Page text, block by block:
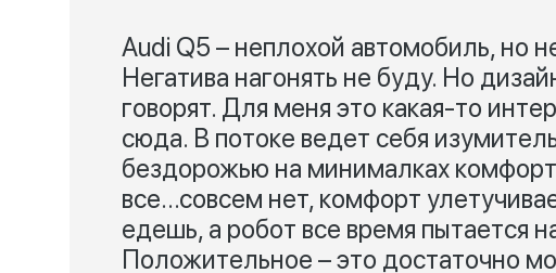
Audi Q5 – неплохой автомобиль, но
Негатива нагонять не буду. Но
говорят. Для меня это какая-то
сюда. В потоке ведет себя
бездорожью на минималках
все…совсем нет, комфорт
едешь, а робот все время пытается
Положительное – это достаточно